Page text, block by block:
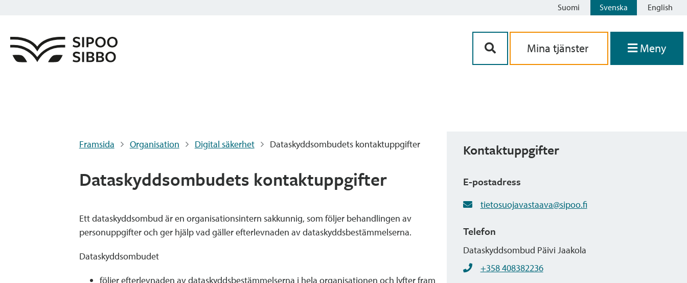
Suomi Svenska English
Mina tjänster Meny
Framsida Organisation Digital säkerhet Dataskyddsombudets kontaktuppgifter
Dataskyddsombudets kontaktuppgifter
Ett dataskyddsombud är en organisationsintern sakkunnig, som följer behandlingen av
personuppgifter och ger hjälp vad gäller efterlevnaden av dataskyddsbestämmelserna.
Dataskyddsombudet
följer efterlevnaden av dataskyddsbestämmelserna i hela organisationen och lyfter fram
Kontaktuppgifter
E-postadress
tietosuojavastaava@sipoo.fi
Telefon
Dataskyddsombud Päivi Jaakola
+358 408382236